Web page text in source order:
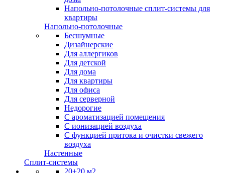
Напольно-потолочные сплит-системы для
квартиры
Напольно-потолочные
Бесшумные
Дизайнерские
Для аллергиков
Для детской
Для дома
Для квартиры
Для офиса
Для серверной
Недорогие
С ароматизацией помещения
С ионизацией воздуха
С функцией притока и очистки свежего
воздуха
Настенные
Сплит-системы
20+20 м2